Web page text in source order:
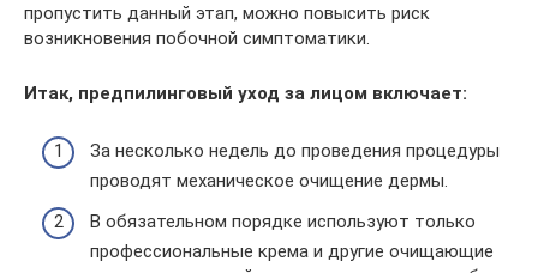
пропустить данный этап, можно повысить риск
возникновения побочной симптоматики.
Итак, предпилинговый уход за лицом включает:
За несколько недель до проведения процедуры
проводят механическое очищение дермы.
В обязательном порядке используют только
профессиональные крема и другие очищающие